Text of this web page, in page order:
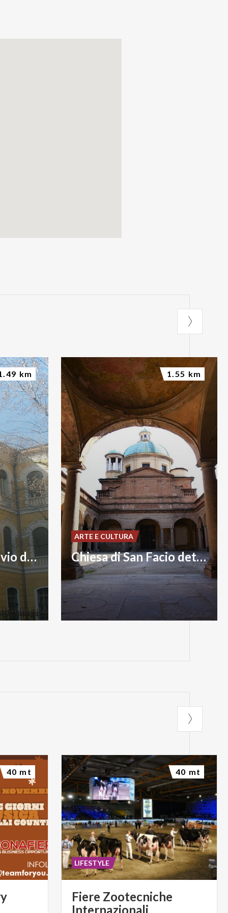
Palazzo dell'Archivio di Stato
km
Chiesa di San Facio detta del Foppone
ARTE E CULTURA
1.55 km
40 mt
Fiere Zootecniche
Internazionali
LIFESTYLE
40 mt